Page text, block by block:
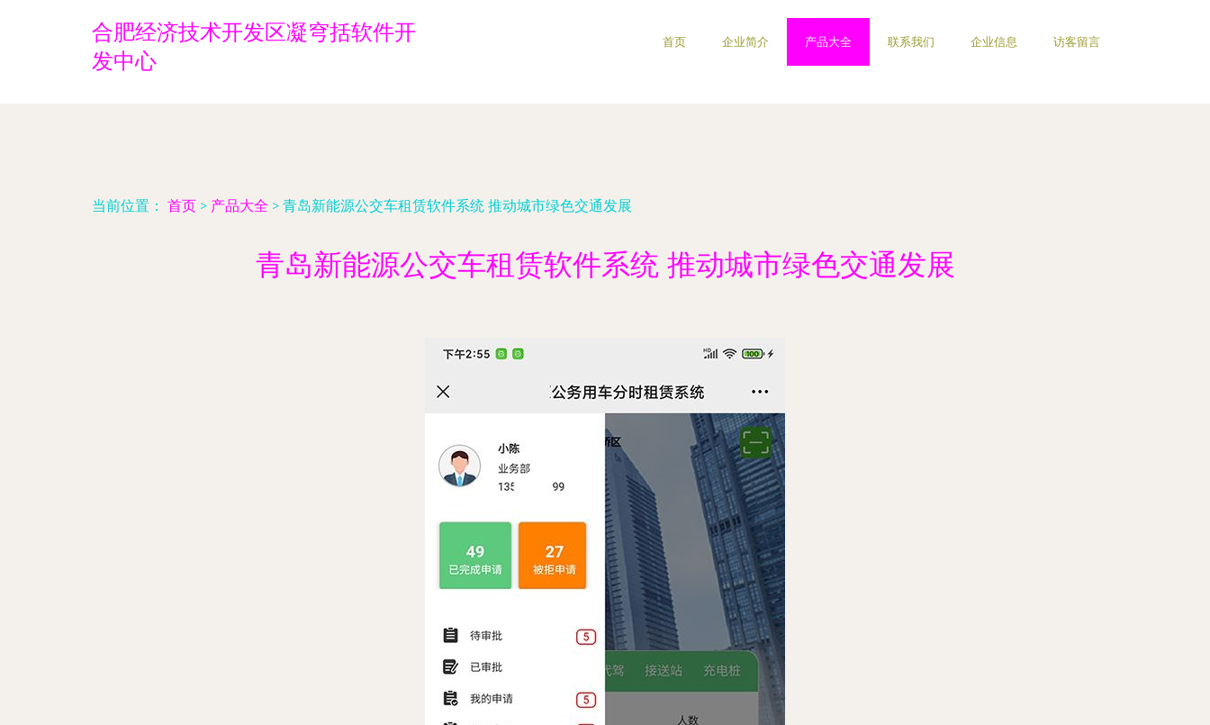
合肥经济技术开发区凝穹括软件开
发中心
首页 企业简介 产品大全 联系我们 企业信息 访客留言
当前位置： 首页 > 产品大全 > 青岛新能源公交车租赁软件系统 推动城市绿色交通发展
青岛新能源公交车租赁软件系统 推动城市绿色交通发展